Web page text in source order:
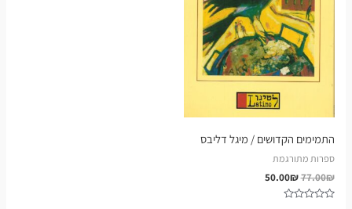
התמימים הקדושים / מיגל דליבס
ספרות מתורגמת
77.00₪
50.00₪